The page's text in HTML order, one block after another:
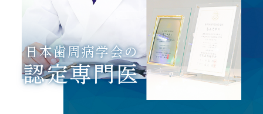
日本歯周病学会の
認定専門医